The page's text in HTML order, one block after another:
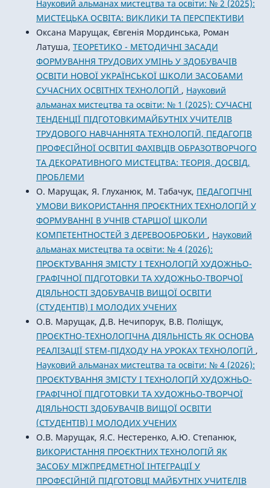
Науковий альманах мистецтва та освіти: № 2 (2025):
МИСТЕЦЬКА ОСВІТА: ВИКЛИКИ ТА ПЕРСПЕКТИВИ
Оксана Марущак, Євгенія Мординська, Роман
Латуша, ТЕОРЕТИКО - МЕТОДИЧНІ ЗАСАДИ
ФОРМУВАННЯ ТРУДОВИХ УМІНЬ У ЗДОБУВАЧІВ
ОСВІТИ НОВОЇ УКРАЇНСЬКОЇ ШКОЛИ ЗАСОБАМИ
СУЧАСНИХ ОСВІТНІХ ТЕХНОЛОГІЙ , Науковий
альманах мистецтва та освіти: № 1 (2025): СУЧАСНІ
ТЕНДЕНЦІЇ ПІДГОТОВКИМАЙБУТНІХ УЧИТЕЛІВ
ТРУДОВОГО НАВЧАННЯТА ТЕХНОЛОГІЙ, ПЕДАГОГІВ
ПРОФЕСІЙНОЇ ОСВІТИІ ФАХІВЦІВ ОБРАЗОТВОРЧОГО
ТА ДЕКОРАТИВНОГО МИСТЕЦТВА: ТЕОРІЯ, ДОСВІД,
ПРОБЛЕМИ
О. Марущак, Я. Глуханюк, М. Табачук, ПЕДАГОГІЧНІ
УМОВИ ВИКОРИСТАННЯ ПРОЄКТНИХ ТЕХНОЛОГІЙ У
ФОРМУВАННІ В УЧНІВ СТАРШОЇ ШКОЛИ
КОМПЕТЕНТНОСТЕЙ З ДЕРЕВООБРОБКИ , Науковий
альманах мистецтва та освіти: № 4 (2026):
ПРОЄКТУВАННЯ ЗМІСТУ І ТЕХНОЛОГІЙ ХУДОЖНЬО-
ГРАФІЧНОЇ ПІДГОТОВКИ ТА ХУДОЖНЬО-ТВОРЧОЇ
ДІЯЛЬНОСТІ ЗДОБУВАЧІВ ВИЩОЇ ОСВІТИ
(СТУДЕНТІВ) І МОЛОДИХ УЧЕНИХ
О.В. Марущак, Д.В. Нечипорук, В.В. Поліщук,
ПРОЄКТНО-ТЕХНОЛОГІЧНА ДІЯЛЬНІСТЬ ЯК ОСНОВА
РЕАЛІЗАЦІЇ STEM-ПІДХОДУ НА УРОКАХ ТЕХНОЛОГІЙ ,
Науковий альманах мистецтва та освіти: № 4 (2026):
ПРОЄКТУВАННЯ ЗМІСТУ І ТЕХНОЛОГІЙ ХУДОЖНЬО-
ГРАФІЧНОЇ ПІДГОТОВКИ ТА ХУДОЖНЬО-ТВОРЧОЇ
ДІЯЛЬНОСТІ ЗДОБУВАЧІВ ВИЩОЇ ОСВІТИ
(СТУДЕНТІВ) І МОЛОДИХ УЧЕНИХ
О.В. Марущак, Я.С. Нестеренко, А.Ю. Степанюк,
ВИКОРИСТАННЯ ПРОЄКТНИХ ТЕХНОЛОГІЙ ЯК
ЗАСОБУ МІЖПРЕДМЕТНОЇ ІНТЕГРАЦІЇ У
ПРОФЕСІЙНІЙ ПІДГОТОВЦІ МАЙБУТНІХ УЧИТЕЛІВ